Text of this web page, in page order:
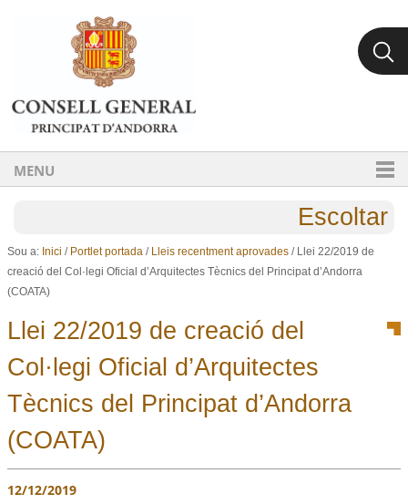
Ves al contingut.
Salta a la navegació
MENU
Escoltar
Sou a: Inici / Portlet portada / Lleis recentment aprovades / Llei 22/2019 de
creació del Col·legi Oficial d’Arquitectes Tècnics del Principat d’Andorra
(COATA)
Llei 22/2019 de creació del
Col·legi Oficial d’Arquitectes
Tècnics del Principat d’Andorra
(COATA)
12/12/2019